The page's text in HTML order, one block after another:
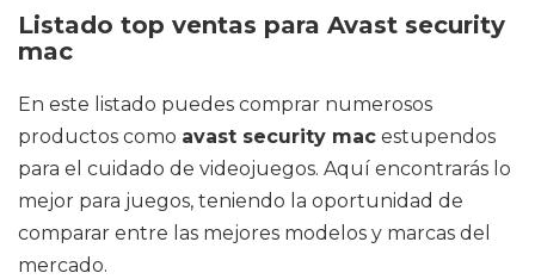
Listado top ventas para Avast security
mac
En este listado puedes comprar numerosos
productos como avast security mac estupendos
para el cuidado de videojuegos. Aquí encontrarás lo
mejor para juegos, teniendo la oportunidad de
comparar entre las mejores modelos y marcas del
mercado.